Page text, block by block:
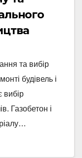
та вибір
будівель і
вибір
Газобетон і